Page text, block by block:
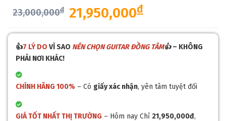
23,000,000đ 21,950,000đ
👍7 LÝ DO VÌ SAO NÊN CHỌN GUITAR ĐỒNG TÂM👍– KHÔNG
PHẢI NƠI KHÁC!
CHÍNH HÃNG 100% – Có giấy xác nhận, yên tâm tuyệt đối
GIÁ TỐT NHẤT THỊ TRƯỜNG – Hôm nay Chỉ 21,950,000đ,